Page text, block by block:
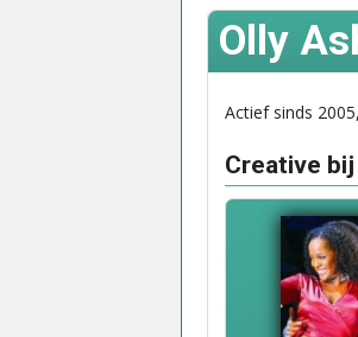
Olly
Actief sinds
Creative bij